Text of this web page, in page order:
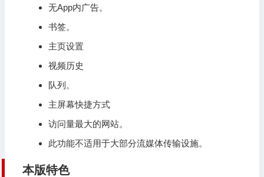
无App内广告。
书签。
主页设置
视频历史
队列。
主屏幕快捷方式
访问量最大的网站。
此功能不适用于大部分流媒体传输设施。
本版特色